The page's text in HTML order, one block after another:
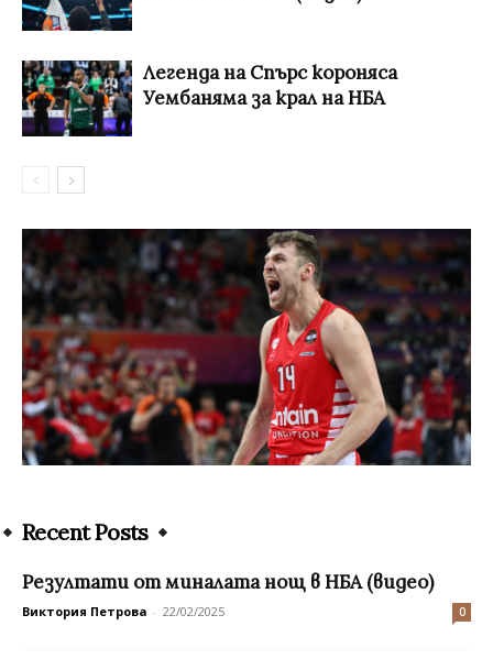
Легенда на Спърс короняса
Уембаняма за крал на НБА
Recent Posts
Резултати от миналата нощ в НБА (видео)
Виктория Петрова - 22/02/2025 0